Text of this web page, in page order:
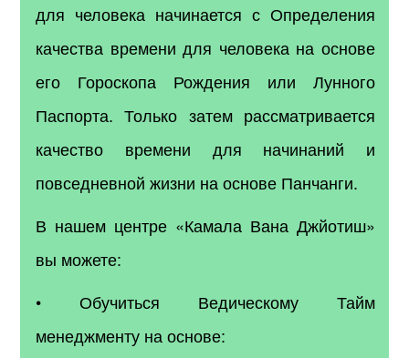
для человека начинается с Определения
качества времени для человека на основе
его Гороскопа Рождения или Лунного
Паспорта. Только затем рассматривается
качество времени для начинаний и
повседневной жизни на основе Панчанги.
В нашем центре «Камала Вана Джйотиш»
вы можете:
• Обучиться Ведическому Тайм
менеджменту на основе: